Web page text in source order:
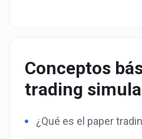
Conceptos
trading
¿Qué es el paper